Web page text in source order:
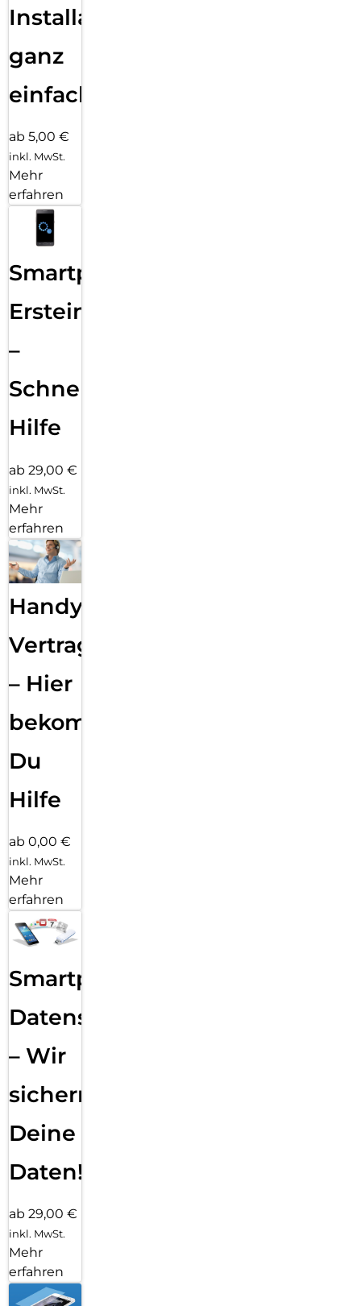
Installation
ganz
einfach
ab 5,00 €
inkl. MwSt.
Mehr
erfahren
Smartphone
Ersteinrichtung
–
Schnelle
Hilfe
ab 29,00 €
inkl. MwSt.
Mehr
erfahren
Handy
Vertragsabwicklung
– Hier
bekommst
Du
Hilfe
ab 0,00 €
inkl. MwSt.
Mehr
erfahren
Smartphone
Datensicherung
– Wir
sichern
Deine
Daten!
ab 29,00 €
inkl. MwSt.
Mehr
erfahren